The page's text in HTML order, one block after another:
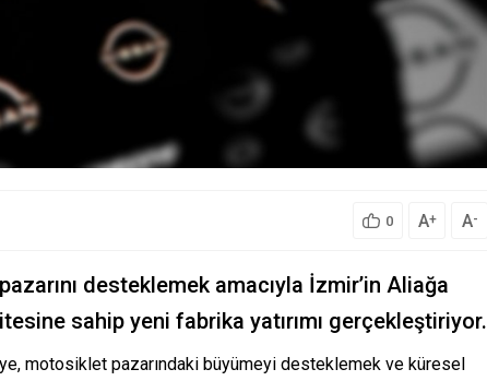
0 A+ A-
desteklemek amacıyla İzmir’in Aliağa
sahip yeni fabrika yatırımı gerçekleştiriyor.
motosiklet pazarındaki büyümeyi desteklemek ve küresel